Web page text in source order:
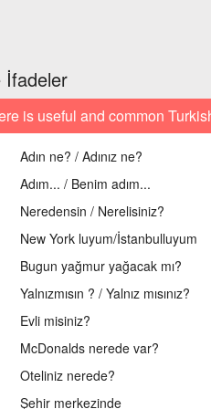
İfadeler
is useful and common
Adın ne? / Adınız ne?
Adım... / Benim adım...
Neredensin / Nerelisiniz?
New York luyum/İstanbulluyum
Bugun yağmur yağacak mı?
Yalnızmısın ? / Yalnız mısınız?
Evli misiniz?
McDonalds nerede var?
Oteliniz nerede?
Şehir merkezinde